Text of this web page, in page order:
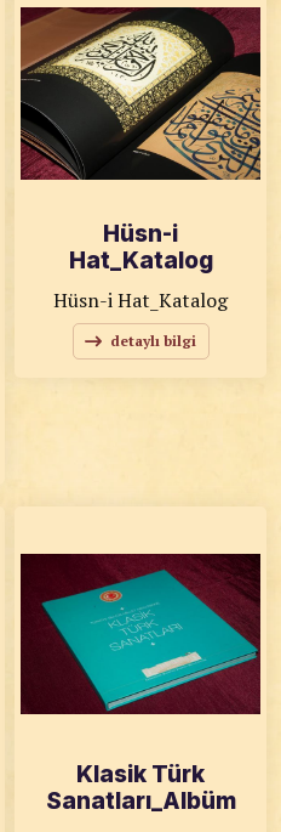
Hüsn-i
Hat_Katalog
Hüsn-i Hat_Katalog
detaylı bilgi
Klasik Türk
Sanatları_Albüm